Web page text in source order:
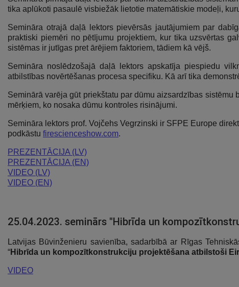
tika aplūkoti pasaulē visbiežāk lietotie matemātiskie modeļi,
Semināra otrajā daļā lektors pievērsās jautājumiem par
praktiski piemēri no pētījumu projektiem, kur tika uzsvērtas
sistēmas ir jutīgas pret ārējiem faktoriem, tādiem kā vējš.
Semināra noslēdzošajā daļā lektors apskatīja piespiedu
atbilstības novērtēšanas procesa specifiku. Kā arī tika
Seminārā varēja gūt priekštatu par dūmu aizsardzības
mērķiem, ko nosaka dūmu kontroles risinājumi.
Semināra lektors prof. Vojčehs Vegrzinski ir SFPE Europe
podkāstu firescienceshow.com.
PREZENTĀCIJA (LV)
PREZENTĀCIJA (EN)
VIDEO (LV)
VIDEO (EN)
25.04.2023. seminārs "Hibrīda un
Latvijas Būvinženieru savienība, sadarbībā ar Rīgas
“Hibrīda un kompozītkonstrukciju projektēšana atbilstoši
VIDEO